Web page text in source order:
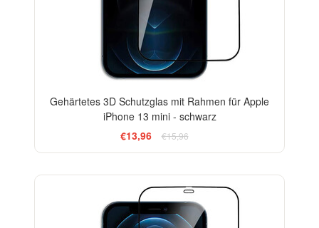
Gehärtetes 3D Schutzglas mit Rahmen für Apple
iPhone 13 mini - schwarz
€13,96
€15,96